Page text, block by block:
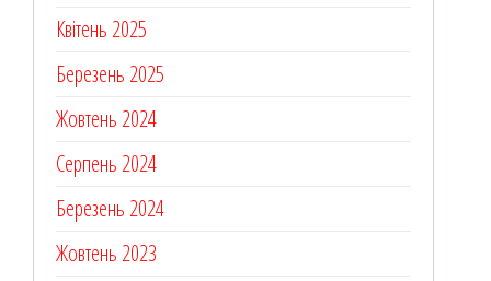
Квітень 2025
Березень 2025
Жовтень 2024
Серпень 2024
Березень 2024
Жовтень 2023